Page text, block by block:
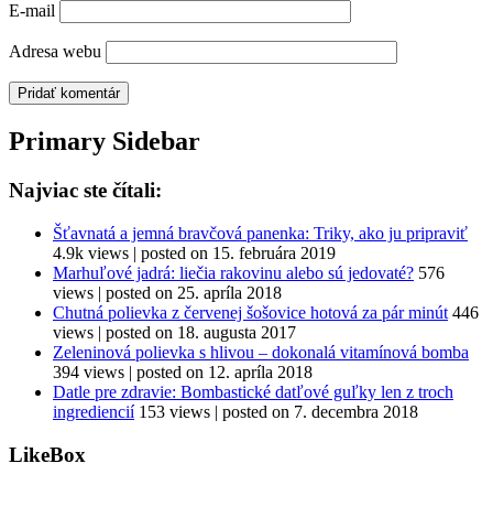
E-mail
Adresa webu
Primary Sidebar
Najviac ste čítali:
Šťavnatá a jemná bravčová panenka: Triky, ako ju pripraviť
4.9k views | posted on 15. februára 2019
Marhuľové jadrá: liečia rakovinu alebo sú jedovaté? 576
views | posted on 25. apríla 2018
Chutná polievka z červenej šošovice hotová za pár minút 446
views | posted on 18. augusta 2017
Zeleninová polievka s hlivou – dokonalá vitamínová bomba
394 views | posted on 12. apríla 2018
Datle pre zdravie: Bombastické datľové guľky len z troch
ingrediencií 153 views | posted on 7. decembra 2018
LikeBox